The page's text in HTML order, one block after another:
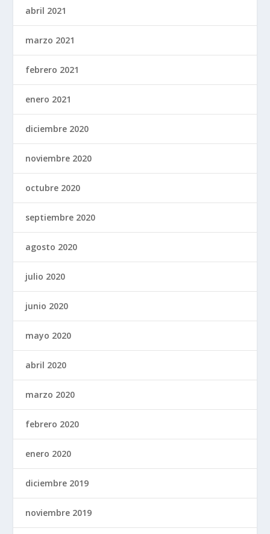
abril 2021
marzo 2021
febrero 2021
enero 2021
diciembre 2020
noviembre 2020
octubre 2020
septiembre 2020
agosto 2020
julio 2020
junio 2020
mayo 2020
abril 2020
marzo 2020
febrero 2020
enero 2020
diciembre 2019
noviembre 2019